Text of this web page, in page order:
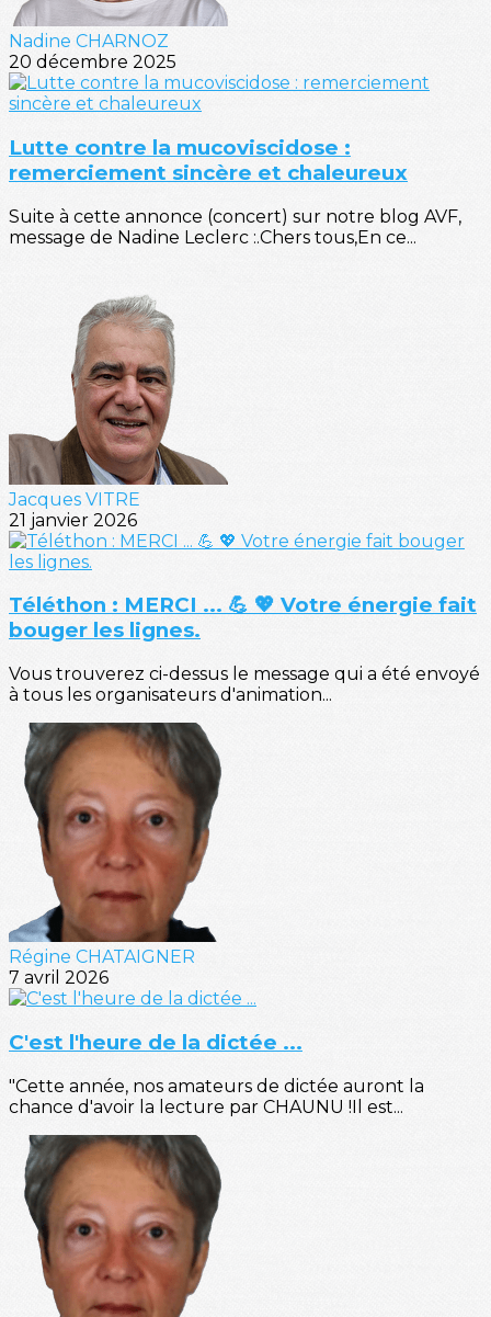
Nadine CHARNOZ
20 décembre 2025
Lutte contre la mucoviscidose :
remerciement sincère et chaleureux
Suite à cette annonce (concert) sur notre blog AVF,
message de Nadine Leclerc :.Chers tous,En ce...
Jacques VITRE
21 janvier 2026
Téléthon : MERCI ... 💪 💖 Votre énergie fait
bouger les lignes.
Vous trouverez ci-dessus le message qui a été envoyé
à tous les organisateurs d'animation...
Régine CHATAIGNER
7 avril 2026
C'est l'heure de la dictée ...
"Cette année, nos amateurs de dictée auront la
chance d'avoir la lecture par CHAUNU !Il est...